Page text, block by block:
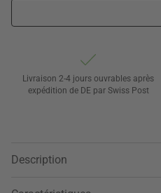
Livraison 2-4 jours ouvrables après
expédition de DE par Swiss Post
Description